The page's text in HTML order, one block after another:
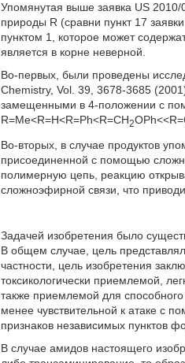
Упомянутая выше заявка US 2010/
природы R (сравни пункт 17
пунктом 1, которое может
является в корне неверной.
Во-первых, были проведены
Chemistry, Vol. 39, 3678-3685
замещенными в 4-положении с
R=Me<R=H<R=Ph<R=CH2
Во-вторых, в случае продуктов
присоединенной с помощью
полимерную цепь, реакцию
сложноэфирной связи, что
Задачей изобретения было
В общем случае, цель
частности, цель изобретения
токсикологически приемлемой,
также приемлемой для
менее чувствительной к атаке с
признаков независимых пунктов
В случае амидов настоящего